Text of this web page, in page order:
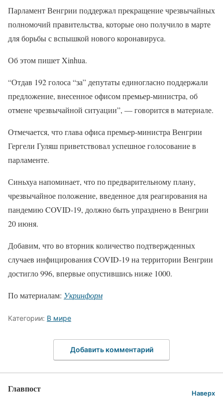
Парламент Венгрии поддержал прекращение чрезвычайных
полномочий правительства, которые оно получило в марте
для борьбы с вспышкой нового коронавируса.
Об этом пишет Xinhua.
“Отдав 192 голоса “за” депутаты единогласно поддержали
предложение, внесенное офисом премьер-министра, об
отмене чрезвычайной ситуации”, — говорится в материале.
Отмечается, что глава офиса премьер-министра Венгрии
Гергели Гуляш приветствовал успешное голосование в
парламенте.
Синьхуа напоминает, что по предварительному плану,
чрезвычайное положение, введенное для реагирования на
пандемию COVID-19, должно быть упразднено в Венгрии
20 июня.
Добавим, что во вторник количество подтвержденных
случаев инфицирования COVID-19 на территории Венгрии
достигло 996, впервые опустившись ниже 1000.
По материалам: Укринформ
Категории: В мире
Добавить комментарий
Главпост Наверх